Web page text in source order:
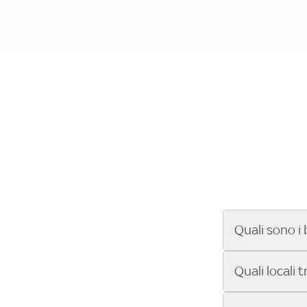
Quali sono i
Se cerchi un
ENILIVE, la
Quali locali